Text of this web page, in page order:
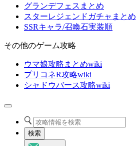
グランデフェスまとめ
スターレジェンドガチャまとめ
SSRキャラ/召喚石実装順
その他のゲーム攻略
ウマ娘攻略まとめwiki
プリコネR攻略wiki
シャドウバース攻略wiki
検索